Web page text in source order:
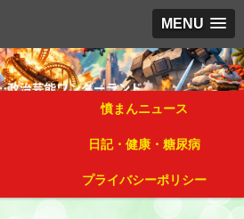
MENU
憤まんニュース
日記・健康・糖尿病
プライバシーポリシー